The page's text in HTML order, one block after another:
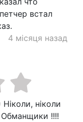
встал
4 місяця назад
ніколи
Обманщики !!!!